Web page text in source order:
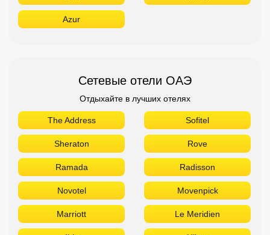
Marriott Le Meridien
Ibis Hilton
Fairmont
Поиск дешевых авиабилетов
Приложение от Авиасейлс